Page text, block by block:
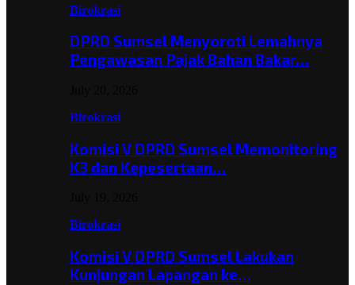
Birokrasi
DPRD Sumsel Menyoroti Lemahnya
Pengawasan Pajak Bahan Bakar…
Birokrasi
Komisi V DPRD Sumsel Memonitoring
K3 dan Kepesertaan…
Birokrasi
Komisi V DPRD Sumsel Lakukan
Kunjungan Lapangan ke…